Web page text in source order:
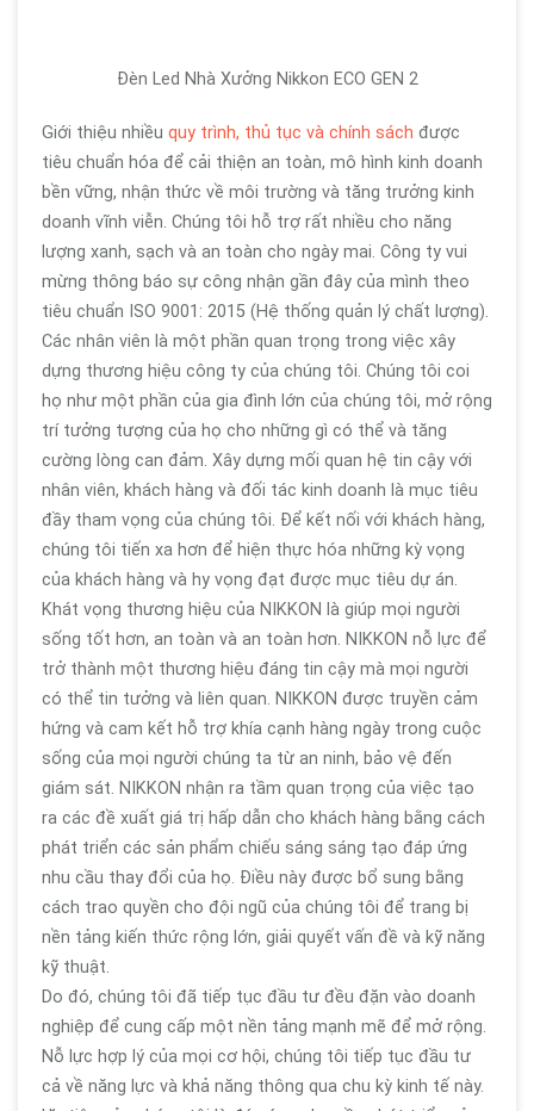
Đèn Led Nhà Xưởng Nikkon ECO GEN 2
Giới thiệu nhiều quy trình, thủ tục và chính sách được
tiêu chuẩn hóa để cải thiện an toàn, mô hình kinh doanh
bền vững, nhận thức về môi trường và tăng trưởng kinh
doanh vĩnh viễn. Chúng tôi hỗ trợ rất nhiều cho năng
lượng xanh, sạch và an toàn cho ngày mai. Công ty vui
mừng thông báo sự công nhận gần đây của mình theo
tiêu chuẩn ISO 9001: 2015 (Hệ thống quản lý chất lượng).
Các nhân viên là một phần quan trọng trong việc xây
dựng thương hiệu công ty của chúng tôi. Chúng tôi coi
họ như một phần của gia đình lớn của chúng tôi, mở rộng
trí tưởng tượng của họ cho những gì có thể và tăng
cường lòng can đảm. Xây dựng mối quan hệ tin cậy với
nhân viên, khách hàng và đối tác kinh doanh là mục tiêu
đầy tham vọng của chúng tôi. Để kết nối với khách hàng,
chúng tôi tiến xa hơn để hiện thực hóa những kỳ vọng
của khách hàng và hy vọng đạt được mục tiêu dự án.
Khát vọng thương hiệu của NIKKON là giúp mọi người
sống tốt hơn, an toàn và an toàn hơn. NIKKON nỗ lực để
trở thành một thương hiệu đáng tin cậy mà mọi người
có thể tin tưởng và liên quan. NIKKON được truyền cảm
hứng và cam kết hỗ trợ khía cạnh hàng ngày trong cuộc
sống của mọi người chúng ta từ an ninh, bảo vệ đến
giám sát. NIKKON nhận ra tầm quan trọng của việc tạo
ra các đề xuất giá trị hấp dẫn cho khách hàng bằng cách
phát triển các sản phẩm chiếu sáng sáng tạo đáp ứng
nhu cầu thay đổi của họ. Điều này được bổ sung bằng
cách trao quyền cho đội ngũ của chúng tôi để trang bị
nền tảng kiến thức rộng lớn, giải quyết vấn đề và kỹ năng
kỹ thuật.
Do đó, chúng tôi đã tiếp tục đầu tư đều đặn vào doanh
nghiệp để cung cấp một nền tảng mạnh mẽ để mở rộng.
Nỗ lực hợp lý của mọi cơ hội, chúng tôi tiếp tục đầu tư
cả về năng lực và khả năng thông qua chu kỳ kinh tế này.